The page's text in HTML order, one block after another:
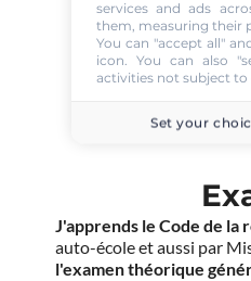
J'apprends le Code de la
auto-école et aussi par
l'examen théorique
services and ads
them, measuring their
You can "accept all"
icon . You can also
activities not subject to
Set your